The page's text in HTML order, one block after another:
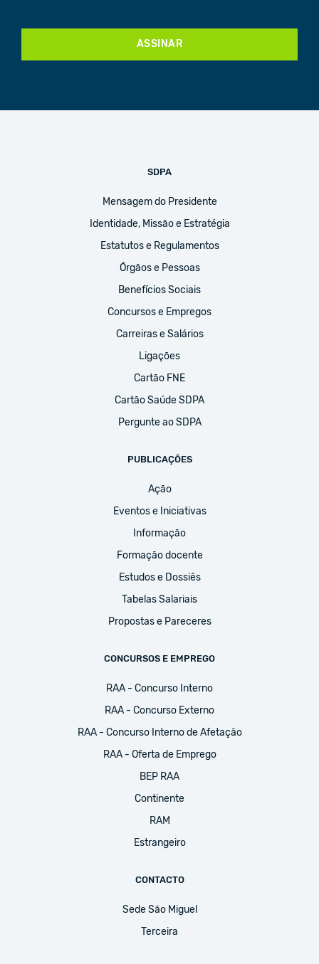
ASSINAR
SDPA
Mensagem do Presidente
Identidade, Missão e Estratégia
Estatutos e Regulamentos
Órgãos e Pessoas
Benefícios Sociais
Concursos e Empregos
Carreiras e Salários
Ligações
Cartão FNE
Cartão Saúde SDPA
Pergunte ao SDPA
PUBLICAÇÕES
Ação
Eventos e Iniciativas
Informação
Formação docente
Estudos e Dossiês
Tabelas Salariais
Propostas e Pareceres
CONCURSOS E EMPREGO
RAA - Concurso Interno
RAA - Concurso Externo
RAA - Concurso Interno de Afetação
RAA - Oferta de Emprego
BEP RAA
Continente
RAM
Estrangeiro
CONTACTO
Sede São Miguel
Terceira